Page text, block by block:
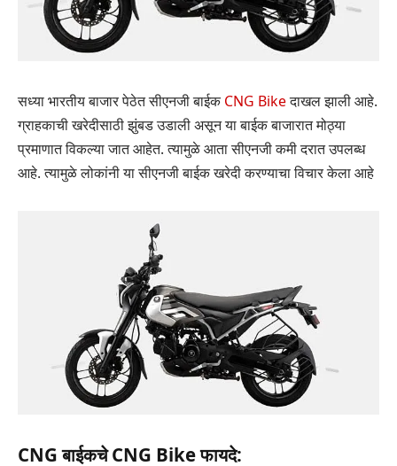
सध्या भारतीय बाजार पेठेत सीएनजी बाईकCNG Bikeदाखल झाली आहे.
ग्राहकाची खरेदीसाठी झुंबड उडाली असून या बाईक बाजारात मोठ्या
प्रमाणात विकल्या जात आहेत. त्यामुळे आता सीएनजी कमी दरात उपलब्ध
आहे. त्यामुळे लोकांनी या सीएनजी बाईक खरेदी करण्याचा विचार केला आहे
CNG बाईकचे CNG Bikeफायदे: